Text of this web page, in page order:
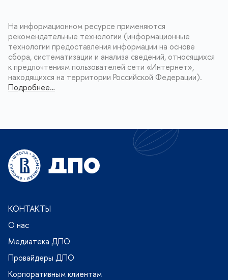
На информационном ресурсе применяются
рекомендательные технологии (информационные
технологии предоставления информации на основе
сбора, систематизации и анализа сведений, относящихся
к предпочтениям пользователей сети «Интернет»,
находящихся на территории Российской Федерации).
Подробнее…
КОНТАКТЫ
О нас
Медиатека ДПО
Провайдеры ДПО
Корпоративным клиентам